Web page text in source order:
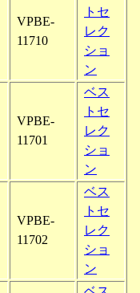
VPBE-
11710
トセ
レク
ショ
ン
VPBE-
11701
ベス
トセ
レク
ショ
ン
VPBE-
11702
ベス
トセ
レク
ショ
ン